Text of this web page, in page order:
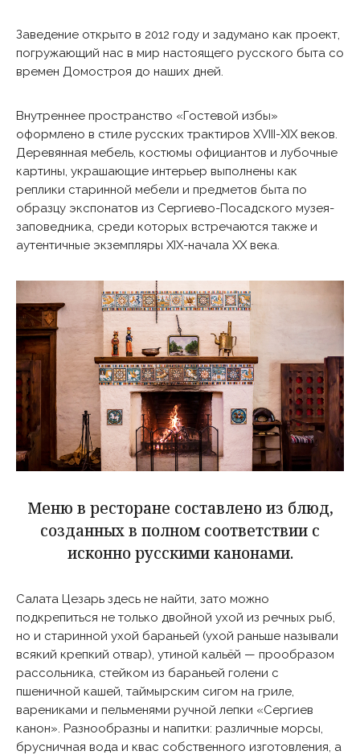
Заведение открыто в 2012 году и задумано как проект,
погружающий нас в мир настоящего русского быта со
времен Домостроя до наших дней.
Внутреннее пространство «Гостевой избы»
оформлено в стиле русских трактиров XVIII-XIX веков.
Деревянная мебель, костюмы официантов и лубочные
картины, украшающие интерьер выполнены как
реплики старинной мебели и предметов быта по
образцу экспонатов из Сергиево-Посадского музея-
заповедника, среди которых встречаются также и
аутентичные экземпляры XIX-начала XX века.
Меню в ресторане составлено из блюд,
созданных в полном соответствии с
исконно русскими канонами.
Салата Цезарь здесь не найти, зато можно
подкрепиться не только двойной ухой из речных рыб,
но и старинной ухой бараньей (ухой раньше называли
всякий крепкий отвар), утиной кальёй — прообразом
рассольника, стейком из бараньей голени с
пшеничной кашей, таймырским сигом на гриле,
варениками и пельменями ручной лепки «Сергиев
канон». Разнообразны и напитки: различные морсы,
брусничная вода и квас собственного изготовления, а